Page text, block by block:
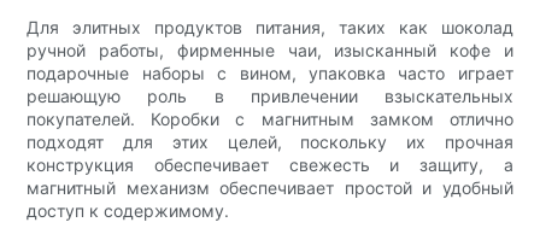
Для элитных продуктов питания, таких как шоколад
ручной работы, фирменные чаи, изысканный кофе и
подарочные наборы с вином, упаковка часто играет
решающую роль в привлечении взыскательных
покупателей. Коробки с магнитным замком отлично
подходят для этих целей, поскольку их прочная
конструкция обеспечивает свежесть и защиту, а
магнитный механизм обеспечивает простой и удобный
доступ к содержимому.